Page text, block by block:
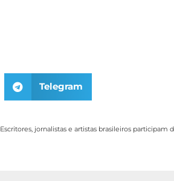
Telegram
Escritores, jornalistas e artistas brasileiros participam